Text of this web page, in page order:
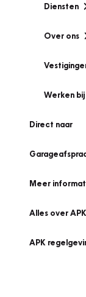
Diensten
Over ons
Werken
Direct naar
Meer
Alles over APK
APK